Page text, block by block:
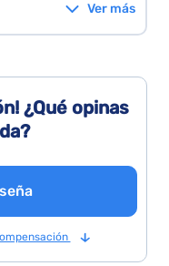
Ver más
¿Qué opinas